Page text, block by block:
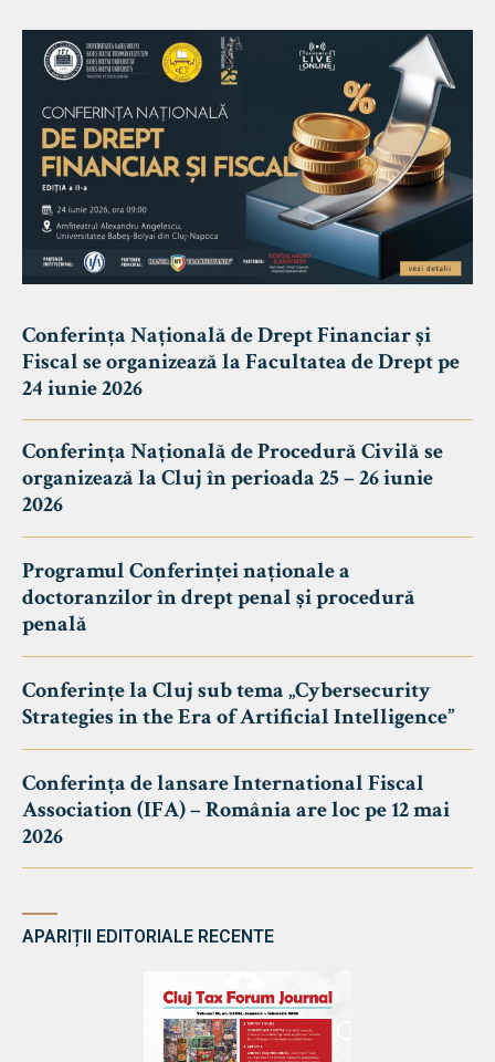
Conferința Națională de Drept Financiar și
Fiscal se organizează la Facultatea de Drept pe
24 iunie 2026
Conferința Națională de Procedură Civilă se
organizează la Cluj în perioada 25 – 26 iunie
2026
Programul Conferinței naționale a
doctoranzilor în drept penal și procedură
penală
Conferințe la Cluj sub tema „Cybersecurity
Strategies in the Era of Artificial Intelligence”
Conferința de lansare International Fiscal
Association (IFA) – România are loc pe 12 mai
2026
APARIȚII EDITORIALE RECENTE